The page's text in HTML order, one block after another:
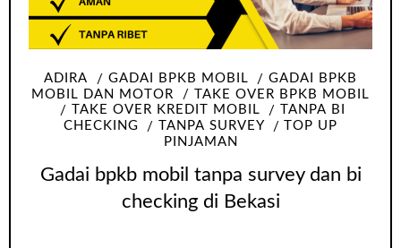
ADIRA GADAI BPKB MOBIL
GADAI BPKB
MOBIL DAN MOTOR
TAKE OVER BPKB MOBIL
TAKE OVER KREDIT MOBIL
TANPA BI
CHECKING
TANPA SURVEY
TOP UP
PINJAMAN
Gadai bpkb mobil tanpa survey dan bi
checking di Bekasi